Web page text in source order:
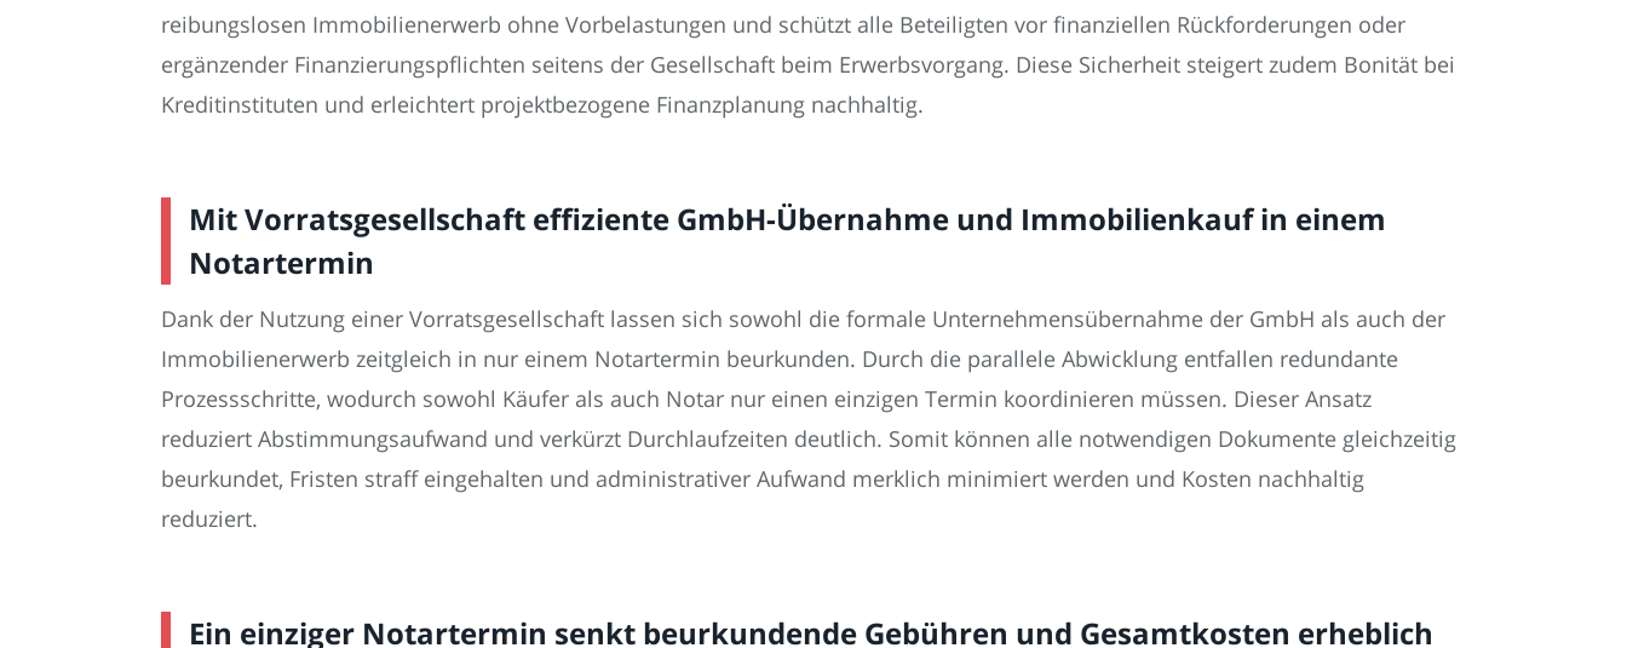
reibungslosen Immobilienerwerb ohne Vorbelastungen und schützt alle Beteiligten vor finanziellen Rückforderungen oder
ergänzender Finanzierungspflichten seitens der Gesellschaft beim Erwerbsvorgang. Diese Sicherheit steigert zudem Bonität bei
Kreditinstituten und erleichtert projektbezogene Finanzplanung nachhaltig.
Mit Vorratsgesellschaft effiziente GmbH-Übernahme und Immobilienkauf in einem
Notartermin
Dank der Nutzung einer Vorratsgesellschaft lassen sich sowohl die formale Unternehmensübernahme der GmbH als auch der
Immobilienerwerb zeitgleich in nur einem Notartermin beurkunden. Durch die parallele Abwicklung entfallen redundante
Prozessschritte, wodurch sowohl Käufer als auch Notar nur einen einzigen Termin koordinieren müssen. Dieser Ansatz
reduziert Abstimmungsaufwand und verkürzt Durchlaufzeiten deutlich. Somit können alle notwendigen Dokumente gleichzeitig
beurkundet, Fristen straff eingehalten und administrativer Aufwand merklich minimiert werden und Kosten nachhaltig
reduziert.
Ein einziger Notartermin senkt beurkundende Gebühren und Gesamtkosten erheblich